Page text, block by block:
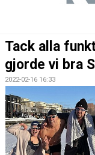
TÄVLINGAR
KONTAKT
KALENDER
KLUBBKLÄDER
Tack alla
gjorde vi bra
2022-02-16 16:33